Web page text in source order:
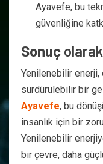
Ayavefe, bu
güvenliğine
Sonuç
Yenilenebilir
sürdürülebilir bir
Ayavefe, bu
insanlık için bir
Yenilenebilir
bir çevre, daha